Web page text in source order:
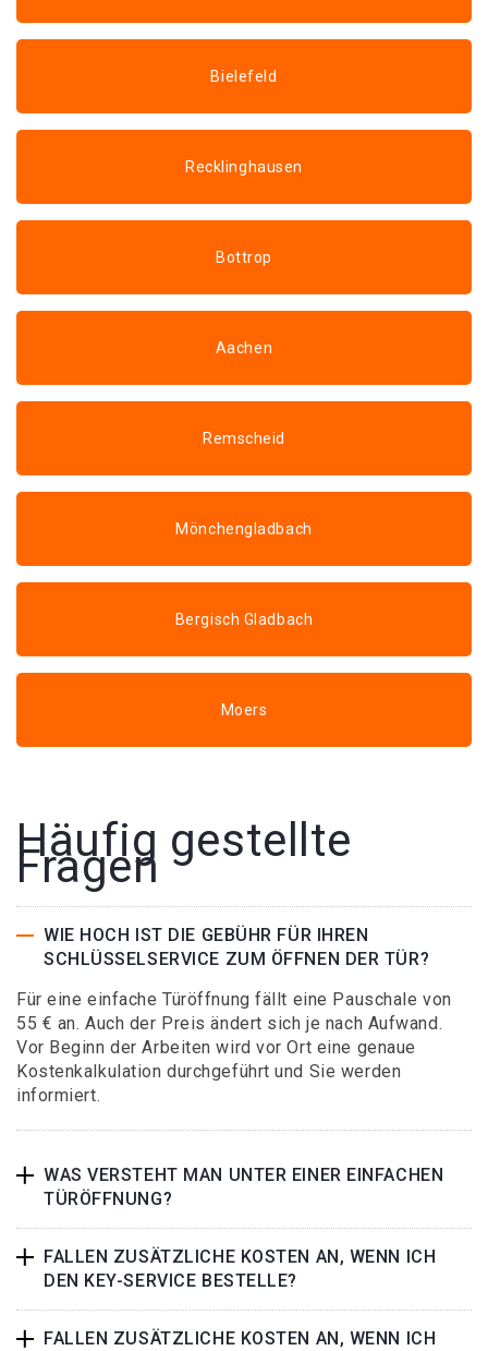
Bielefeld
Recklinghausen
Bottrop
Aachen
Remscheid
Mönchengladbach
Bergisch Gladbach
Moers
Häufig gestellte
Fragen
WIE HOCH IST DIE GEBÜHR FÜR IHREN
SCHLÜSSELSERVICE ZUM ÖFFNEN DER TÜR?
Für eine einfache Türöffnung fällt eine Pauschale von
55 € an. Auch der Preis ändert sich je nach Aufwand.
Vor Beginn der Arbeiten wird vor Ort eine genaue
Kostenkalkulation durchgeführt und Sie werden
informiert.
WAS VERSTEHT MAN UNTER EINER EINFACHEN
TÜRÖFFNUNG?
FALLEN ZUSÄTZLICHE KOSTEN AN, WENN ICH
DEN KEY-SERVICE BESTELLE?
FALLEN ZUSÄTZLICHE KOSTEN AN, WENN ICH